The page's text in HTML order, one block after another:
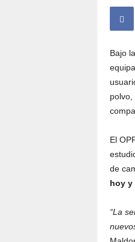
Bajo
polvo,
El
de
hoy y
“La